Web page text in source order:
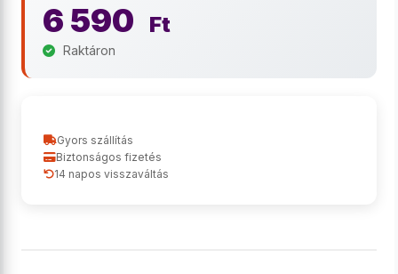
6 590 Ft
Raktáron
Gyors szállítás
Biztonságos fizetés
14 napos visszaváltás